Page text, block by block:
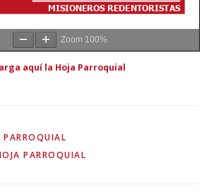
Zoom 100%
aquí la Hoja Parroquial
PARROQUIAL
PARROQUIAL